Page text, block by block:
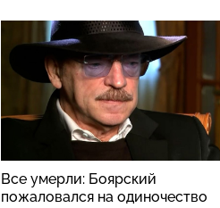
Все умерли: Боярский
пожаловался на одиночество